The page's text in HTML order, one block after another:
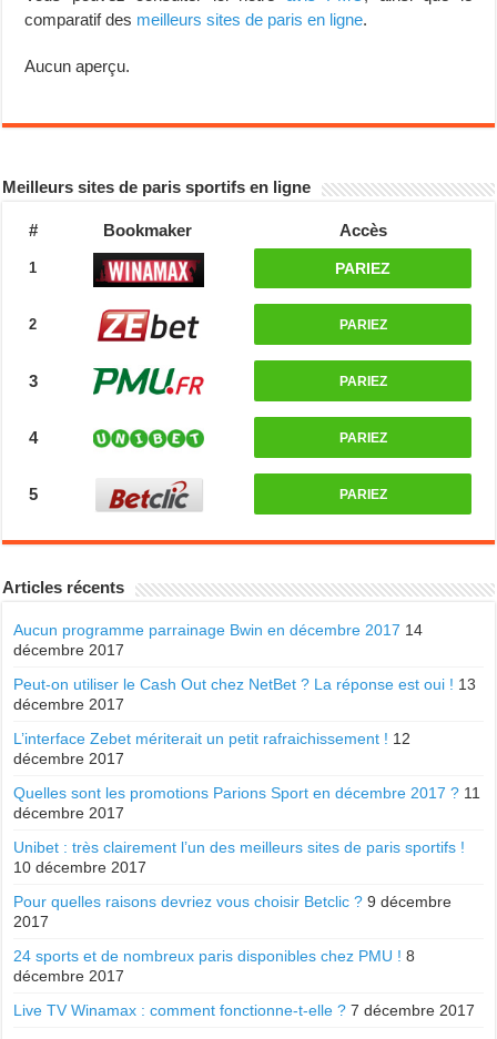
comparatif des meilleurs sites de paris en ligne.
Aucun aperçu.
Meilleurs sites de paris sportifs en ligne
# Bookmaker Accès
1 PARIEZ
2 PARIEZ
3 PARIEZ
4 PARIEZ
5 PARIEZ
Articles récents
Aucun programme parrainage Bwin en décembre 2017 14
décembre 2017
Peut-on utiliser le Cash Out chez NetBet ? La réponse est oui ! 13
décembre 2017
L’interface Zebet mériterait un petit rafraichissement ! 12
décembre 2017
Quelles sont les promotions Parions Sport en décembre 2017 ? 11
décembre 2017
Unibet : très clairement l’un des meilleurs sites de paris sportifs !
10 décembre 2017
Pour quelles raisons devriez vous choisir Betclic ? 9 décembre
2017
24 sports et de nombreux paris disponibles chez PMU ! 8
décembre 2017
Live TV Winamax : comment fonctionne-t-elle ? 7 décembre 2017